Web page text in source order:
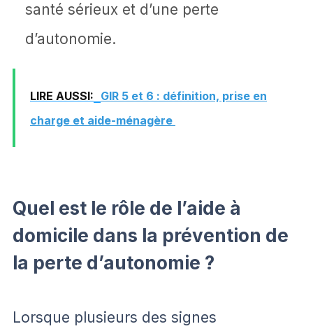
santé sérieux et d’une perte
d’autonomie.
LIRE AUSSI: GIR 5 et 6 : définition, prise en
charge et aide-ménagère
Quel est le rôle de l’aide à
domicile dans la prévention de
la perte d’autonomie ?
Lorsque plusieurs des signes